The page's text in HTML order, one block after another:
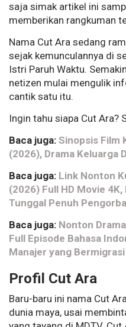
saja simak artikel ini
memberikan rangkuman
Nama Cut Ara sedang
sejak kemunculannya di
Istri Paruh Waktu.
netizen mulai mengulik
cantik satu itu.
Ingin tahu siapa Cut Ara?
Baca juga: Sinopsis Film
(2026), Drama Keluarga
Baca juga: Link Nonton
(2026) Full HD Movie
Tunggal Penuh
Baca juga: Nonton
Full Episode Bahasa
Manajer yang Bermigrasi
Profil Cut Ara
Baru-baru ini nama Cut
dunia maya, usai